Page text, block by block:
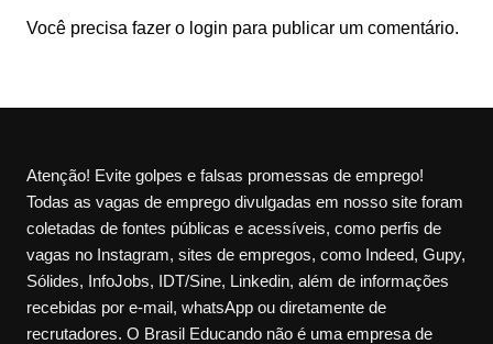
Você precisa fazer o login para publicar um comentário.
Atenção! Evite golpes e falsas promessas de emprego!
Todas as vagas de emprego divulgadas em nosso site foram
coletadas de fontes públicas e acessíveis, como perfis de
vagas no Instagram, sites de empregos, como Indeed, Gupy,
Sólides, InfoJobs, IDT/Sine, Linkedin, além de informações
recebidas por e-mail, whatsApp ou diretamente de
recrutadores. O Brasil Educando não é uma empresa de